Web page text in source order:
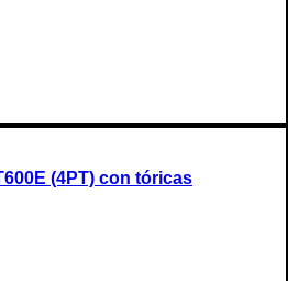
(4PT) con tóricas